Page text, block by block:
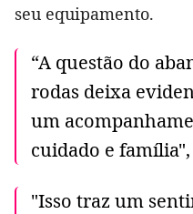
seu equipamento.
“A questão do
rodas deixa
um
cuidado e
"Isso traz um